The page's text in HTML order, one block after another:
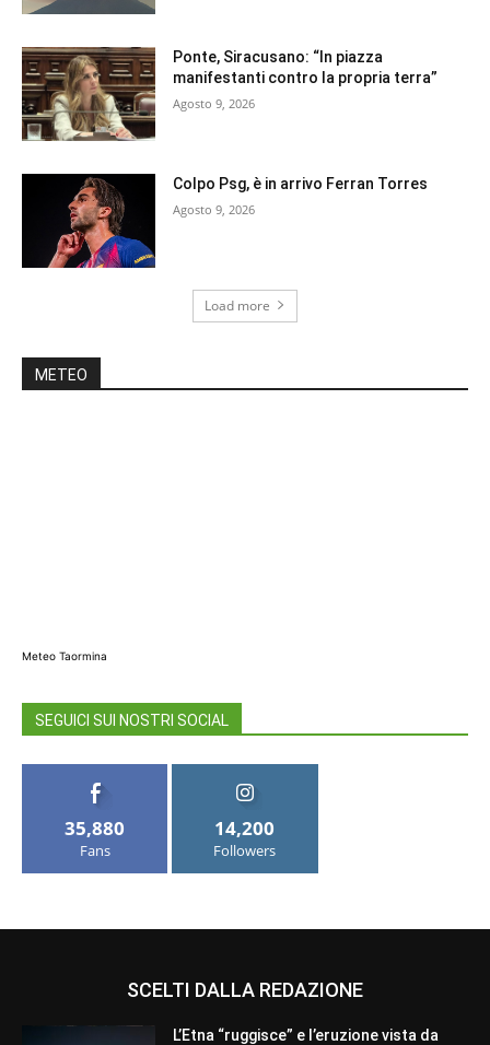
Ponte, Siracusano: “In piazza
manifestanti contro la propria terra”
Agosto 9, 2026
Colpo Psg, è in arrivo Ferran Torres
Agosto 9, 2026
Load more
METEO
Meteo Taormina
SEGUICI SUI NOSTRI SOCIAL
35,880
Fans
14,200
Followers
SCELTI DALLA REDAZIONE
L’Etna “ruggisce” e l’eruzione vista da